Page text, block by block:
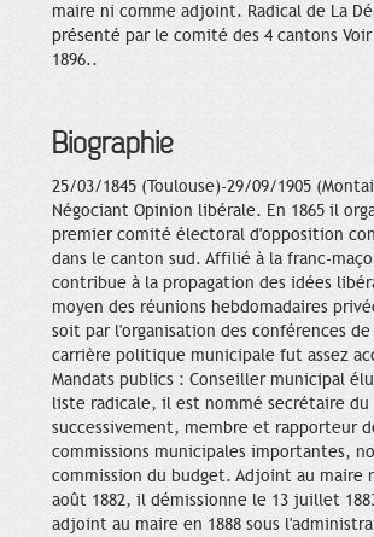
maire ni comme adjoint. Radical de La
présenté par le comité des 4 cantons Voir
1896..
Biographie
25/03/1845 (Toulouse)-29/09/1905
Négociant Opinion libérale. En 1865 il
premier comité électoral d'opposition
dans le canton sud. Affilié à la franc-
contribue à la propagation des idées
moyen des réunions hebdomadaires
soit par l'organisation des conférences
carrière politique municipale fut assez
Mandats publics : Conseiller municipal
liste radicale, il est nommé secrétaire du
successivement, membre et rapporteur
commissions municipales importantes,
commission du budget. Adjoint au maire
août 1882, il démissionne le 13 juillet
adjoint au maire en 1888 sous